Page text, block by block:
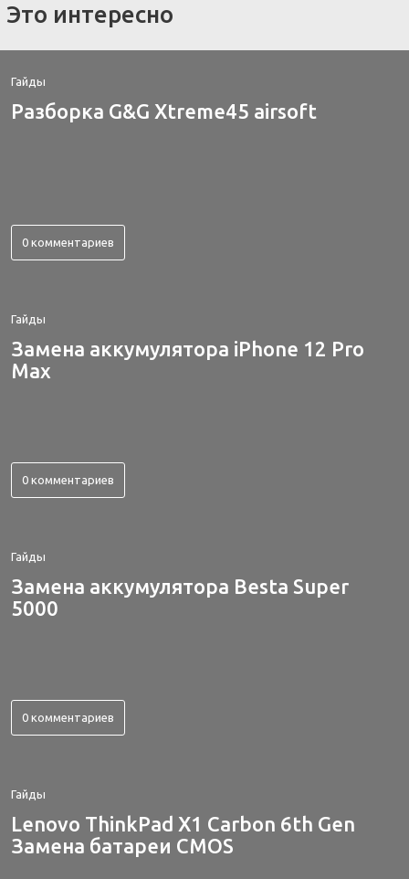
Это интересно
Гайды
Разборка G&G Xtreme45 airsoft
0 комментариев
Гайды
Замена аккумулятора iPhone 12 Pro
Max
0 комментариев
Гайды
Замена аккумулятора Besta Super
5000
0 комментариев
Гайды
Lenovo ThinkPad X1 Carbon 6th Gen
Замена батареи CMOS